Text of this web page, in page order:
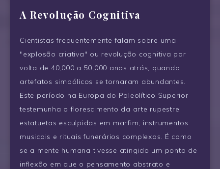
A Revolução Cognitiva
Cientistas frequentemente falam sobre uma
"explosão criativa" ou revolução cognitiva por
volta de 40,000 a 50,000 anos atrás, quando
artefatos simbólicos se tornaram abundantes.
Este período na Europa do Paleolítico Superior
testemunha o florescimento da arte rupestre,
estatuetas esculpidas em marfim, instrumentos
musicais e rituais funerários complexos. É como
se a mente humana tivesse atingido um ponto de
inflexão em que o pensamento abstrato e